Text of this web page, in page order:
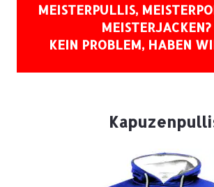
MEISTERPULLIS,
MEISTERJACKEN?
KEIN PROBLEM, HABEN